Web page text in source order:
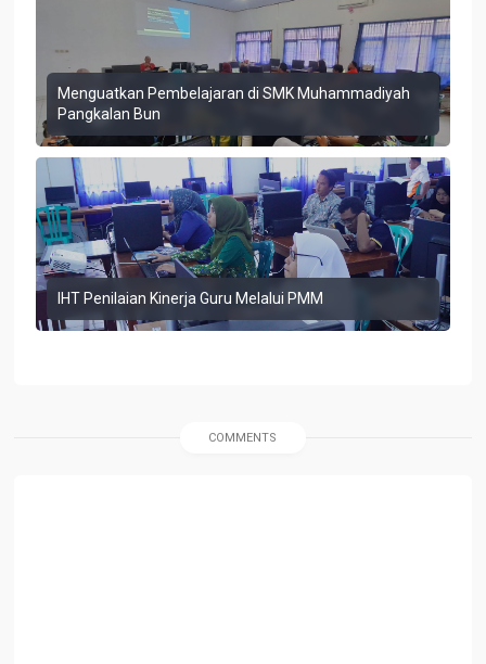
Menguatkan Pembelajaran di SMK Muhammadiyah
Pangkalan Bun
IHT Penilaian Kinerja Guru Melalui PMM
COMMENTS